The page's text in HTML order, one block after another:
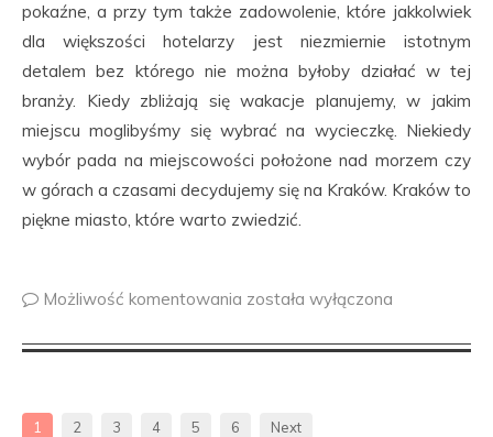
pokaźne, a przy tym także zadowolenie, które jakkolwiek
dla większości hotelarzy jest niezmiernie istotnym
detalem bez którego nie można byłoby działać w tej
branży. Kiedy zbliżają się wakacje planujemy, w jakim
miejscu moglibyśmy się wybrać na wycieczkę. Niekiedy
wybór pada na miejscowości położone nad morzem czy
w górach a czasami decydujemy się na Kraków. Kraków to
piękne miasto, które warto zwiedzić.
Możliwość komentowania została wyłączona
1 2 3 4 5 6 Next